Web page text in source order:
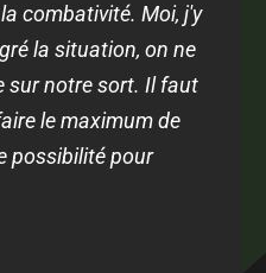
combativité. Moi, j'y
la situation, on ne
sur notre sort. Il faut
le maximum de
possibilité pour